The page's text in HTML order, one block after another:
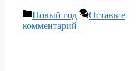
Рубрики
Новый год
Оставьте
комментарий